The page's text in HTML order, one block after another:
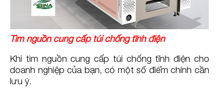
Tìm nguồn cung cấp túi chống tĩnh điện
Khi tìm nguồn cung cấp túi chống tĩnh điện cho
doanh nghiệp của bạn, có một số điểm chính cần
lưu ý.